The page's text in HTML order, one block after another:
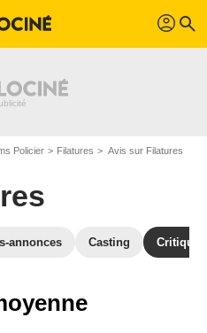
profil search
Policier Filatures Avis sur Filatures
annonces Casting